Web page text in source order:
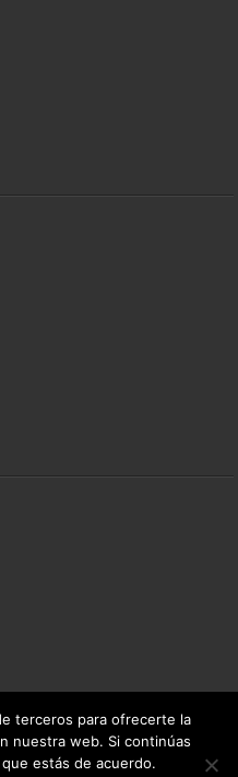
terceros para ofrecerte la
nuestra web. Si continúas
estás de acuerdo.